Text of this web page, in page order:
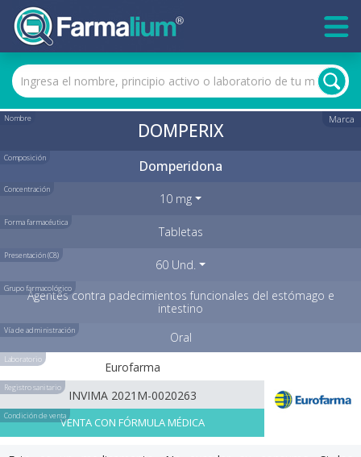
Nombre Marca
DOMPERIX
Composición Domperidona
Concentración
10 mg
Forma farmacéutica
Tabletas
Presentación (C8)
60 Und.
Grupo farmacológico
Agentes contra padecimientos funcionales del estómago e
intestino
Vía de administración Oral
Laboratorio
Eurofarma
Registro sanitario
INVIMA 2021M-0020263
Condición de ventaVENTA CON FÓRMULA MÉDICA